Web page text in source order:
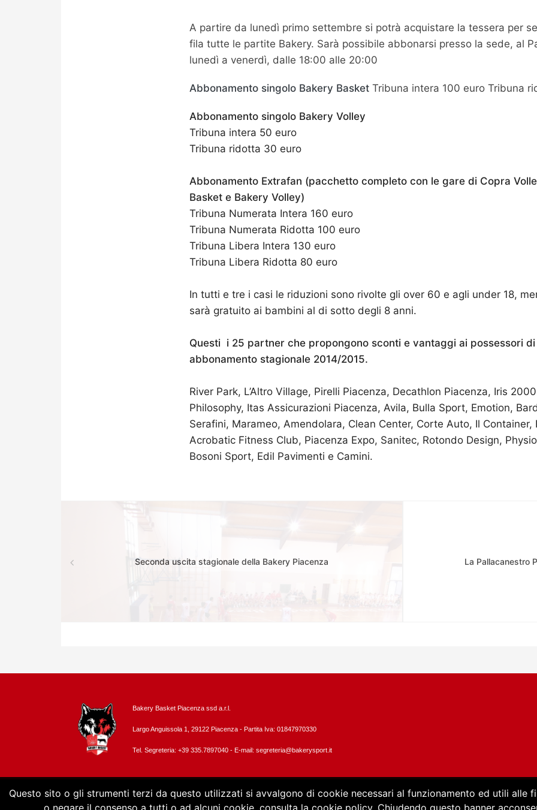
A partire da lunedì primo settembre si potrà acquistare la tessera per
fila tutte le partite Bakery. Sarà possibile abbonarsi presso la sede, al
lunedì a venerdì, dalle 18:00 alle 20:00
Abbonamento singolo Bakery Basket Tribuna intera 100 euro Tribuna
Abbonamento singolo Bakery Volley
Tribuna intera 50 euro
Tribuna ridotta 30 euro
Abbonamento Extrafan (pacchetto completo con le gare di Copra
Basket e Bakery Volley)
Tribuna Numerata Intera 160 euro
Tribuna Numerata Ridotta 100 euro
Tribuna Libera Intera 130 euro
Tribuna Libera Ridotta 80 euro
In tutti e tre i casi le riduzioni sono rivolte gli over 60 e agli under 18,
sarà gratuito ai bambini al di sotto degli 8 anni.
Questi i 25 partner che propongono sconti e vantaggi ai possessori di
abbonamento stagionale 2014/2015.
River Park, L’Altro Village, Pirelli Piacenza, Decathlon Piacenza, Iris
Philosophy, Itas Assicurazioni Piacenza, Avila, Bulla Sport, Emotion,
Serafini, Marameo, Amendolara, Clean Center, Corte Auto, Il Container,
Acrobatic Fitness Club, Piacenza Expo, Sanitec, Rotondo Design,
Bosoni Sport, Edil Pavimenti e Camini.
Seconda uscita stagionale della Bakery Piacenza La Pallacanestro
Bakery Basket Piacenza ssd a.r.l.
Largo Anguissola 1, 29122 Piacenza - Partita Iva: 01847970330
Tel. Segreteria: +39 335.7897040 - E-mail: segreteria@bakerysport.it
Questo sito o gli strumenti terzi da questo utilizzati si avvalgono di cookie necessari al funzionamento ed utili alle
o negare il consenso a tutti o ad alcuni cookie, consulta la cookie policy. Chiudendo questo banner